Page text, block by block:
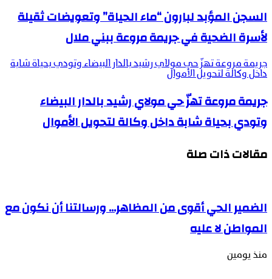
السجن المؤبد لبارون “ماء الحياة” وتعويضات ثقيلة
لأسرة الضحية في جريمة مروعة ببني ملال
جريمة مروعة تهزّ حي مولاي رشيد بالدار البيضاء وتودي بحياة شابة
داخل وكالة لتحويل الأموال
جريمة مروعة تهزّ حي مولاي رشيد بالدار البيضاء
وتودي بحياة شابة داخل وكالة لتحويل الأموال
مقالات ذات صلة
الضمير الحي أقوى من المظاهر… ورسالتنا أن نكون مع
المواطن لا عليه
منذ يومين